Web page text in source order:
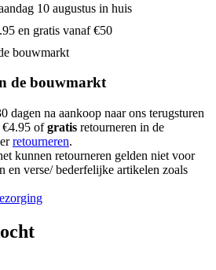
10 augustus in huis
en gratis vanaf €50
bouwmarkt
de bouwmarkt
dagen na aankoop naar ons terugsturen
€4.95 ofgratis retourneren in de
retourneren.
kunnen retourneren gelden niet voor
en verse/ bederfelijke artikelen zoals